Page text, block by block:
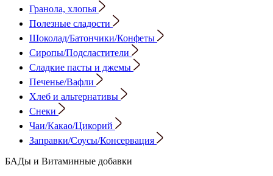
Гранола, хлопья
Полезные сладости
Шоколад/Батончики/Конфеты
Сиропы/Подсластители
Сладкие пасты и джемы
Печенье/Вафли
Хлеб и альтернативы
Снеки
Чаи/Какао/Цикорий
Заправки/Соусы/Консервация
БАДы и Витаминные добавки